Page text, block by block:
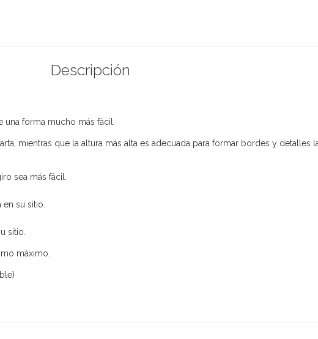
Descripción
forma mucho más fácil.
mientras que la altura más alta es adecuada para formar bordes y detalles
sea más fácil.
su sitio.
sitio.
máximo.